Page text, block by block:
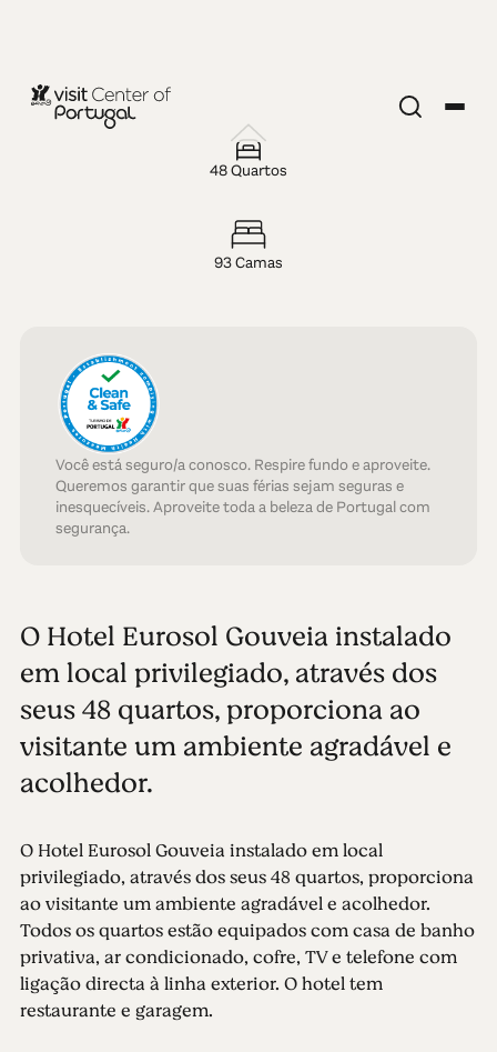
HOTEL — 3 ESTRELAS
Hotel Eurosol
Gouveia
48 Quartos
93 Camas
Você está seguro/a conosco. Respire fundo e aproveite.
Queremos garantir que suas férias sejam seguras e
inesquecíveis. Aproveite toda a beleza de Portugal com
segurança.
O Hotel Eurosol Gouveia instalado
em local privilegiado, através dos
seus 48 quartos, proporciona ao
visitante um ambiente agradável e
acolhedor.
O Hotel Eurosol Gouveia instalado em local
privilegiado, através dos seus 48 quartos, proporciona
ao visitante um ambiente agradável e acolhedor.
Todos os quartos estão equipados com casa de banho
privativa, ar condicionado, cofre, TV e telefone com
ligação directa à linha exterior. O hotel tem
restaurante e garagem.